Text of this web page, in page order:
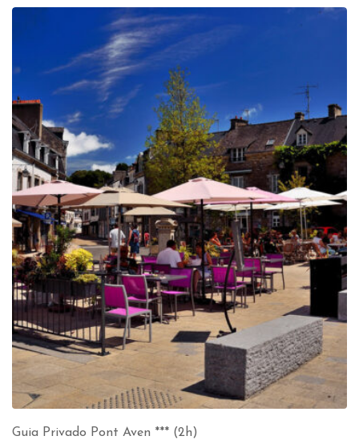
prix :
229.00€
à
699.00€
Guia Privado Pont Aven *** (2h)